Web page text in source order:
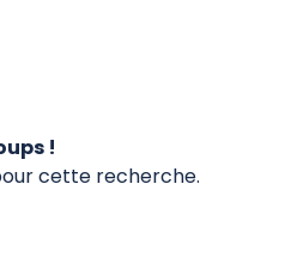
!
cette recherche.